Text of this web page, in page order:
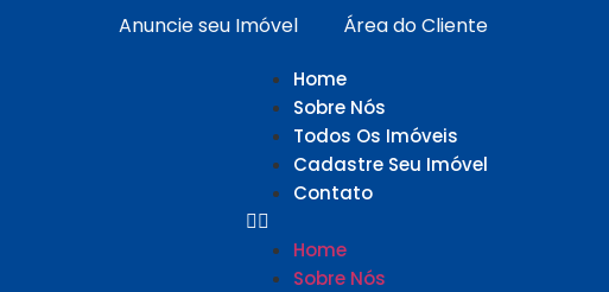
Anuncie seu Imóvel Área do Cliente
Home
Sobre Nós
Todos Os Imóveis
Cadastre Seu Imóvel
Contato
Home
Sobre Nós